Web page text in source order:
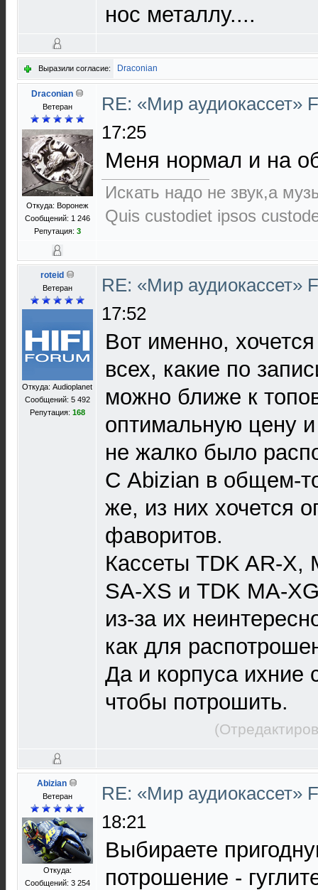
нос металлу....
Выразили согласие: Draconian
Draconian
Ветеран
Откуда: Воронеж
Сообщений: 1 246
Репутация: 3
RE: «Мир аудиокассет»
17:25
Меня нормал и на
Искать надо не звук,а
Quis custodiet ipsos
roteid
Ветеран
Откуда: Audioplanet
Сообщений: 5 492
Репутация: 168
RE: «Мир аудиокассет»
17:52
Вот именно,
всех, какие по
можно ближе к
оптимальную цену
не жалко было
С Abizian в общем-
же, из них хочется
фаворитов.
Кассеты TDK AR-X,
SA-XS и TDK MA-
из-за их
как для
Да и корпуса
чтобы потрошить.
Abizian
Ветеран
Откуда:
Сообщений: 3 254
RE: «Мир аудиокассет»
18:21
Выбираете
потрошение -